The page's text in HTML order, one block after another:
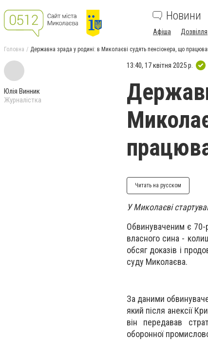
Новини
Афіша Дозвілля
Головна Державна зрада у родині: в Миколаєві судять пенсіонера, що
Юлія Винник
Журналістка
13:40, 17 квітня 2025 р.
Читать на русском
У Миколаєві
Обвинуваченим є 70-
власного сина -
обсяг доказів і
суду Миколаєва.
За даними
який після анексії
він передавав
оборонної